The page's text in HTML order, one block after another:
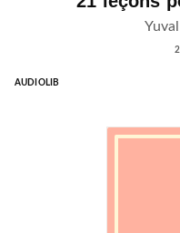
AUDIOLIB